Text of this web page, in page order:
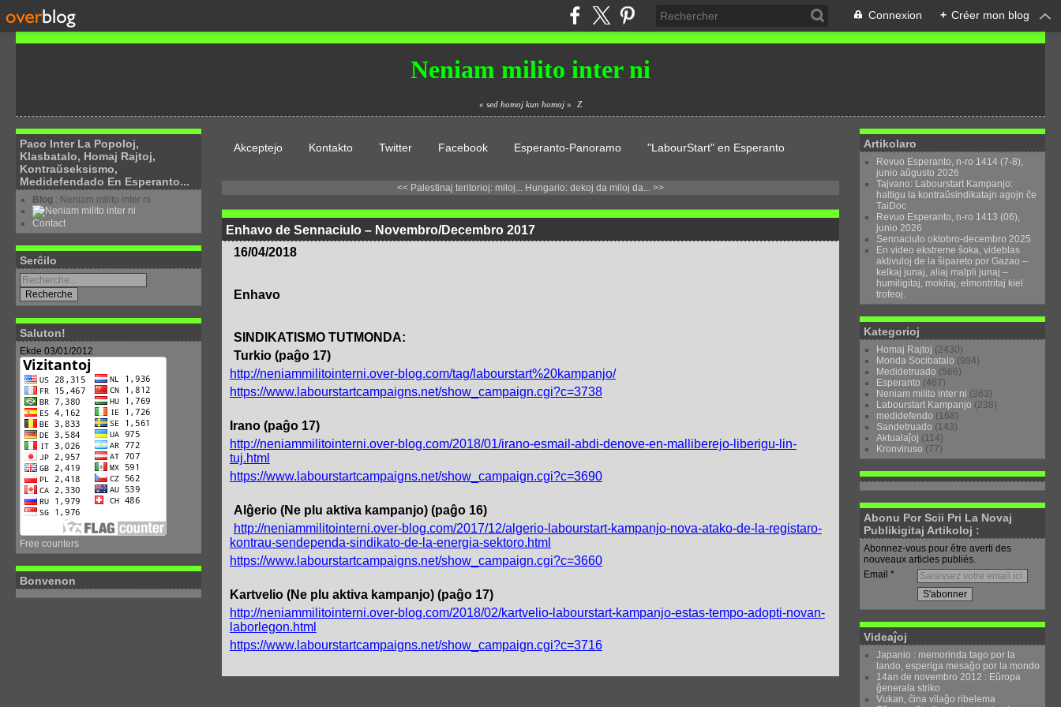
Connexion + Créer mon blog
Neniam milito inter ni
« sed homoj kun homoj » Z
Paco Inter La Popoloj,
Klasbatalo, Homaj Rajtoj,
Kontraŭseksismo,
Medidefendado En Esperanto...
Blog : Neniam milito inter ni
Contact
Serĉilo
Saluton!
Ekde 03/01/2012
Free counters
Bonvenon
Akceptejo Kontakto Twitter Facebook Esperanto-Panoramo "LabourStart" en Esperanto
<< Palestinaj teritorioj: miloj... Hungario: dekoj da miloj da... >>
Enhavo de Sennaciulo – Novembro/Decembro 2017
16/04/2018
Enhavo
SINDIKATISMO TUTMONDA:
Turkio (paĝo 17)
http://neniammilitointerni.over-blog.com/tag/labourstart%20kampanjo/
https://www.labourstartcampaigns.net/show_campaign.cgi?c=3738
Irano (paĝo 17)
http://neniammilitointerni.over-blog.com/2018/01/irano-esmail-abdi-denove-en-malliberejo-liberigu-lin-
tuj.html
https://www.labourstartcampaigns.net/show_campaign.cgi?c=3690
Alĝerio (Ne plu aktiva kampanjo) (paĝo 16)
http://neniammilitointerni.over-blog.com/2017/12/algerio-labourstart-kampanjo-nova-atako-de-la-registaro-
kontrau-sendependa-sindikato-de-la-energia-sektoro.html
https://www.labourstartcampaigns.net/show_campaign.cgi?c=3660
Kartvelio (Ne plu aktiva kampanjo) (paĝo 17)
http://neniammilitointerni.over-blog.com/2018/02/kartvelio-labourstart-kampanjo-estas-tempo-adopti-novan-
laborlegon.html
https://www.labourstartcampaigns.net/show_campaign.cgi?c=3716
Artikolaro
Revuo Esperanto, n-ro 1414 (7-8),
junio aŭgusto 2026
Tajvano: Labourstart Kampanjo:
haltigu la kontraŭsindikatajn agojn ĉe
TaiDoc
Revuo Esperanto, n-ro 1413 (06),
junio 2026
Sennaciulo oktobro-decembro 2025
En video ekstreme ŝoka, videblas
aktivuloj de la ŝipareto por Gazao –
kelkaj junaj, aliaj malpli junaj –
humiligitaj, mokitaj, elmontritaj kiel
trofeoj.
Kategorioj
Homaj Rajtoj (2430)
Monda Socibatalo (984)
Medidetruado (566)
Esperanto (467)
Neniam milito inter ni (363)
Labourstart Kampanjo (238)
medidefendo (168)
Sandetruado (143)
Aktualaĵoj (114)
Kronviruso (77)
Abonu Por Scii Pri La Novaj
Publikigitaj Artikoloj :
Abonnez-vous pour être averti des
nouveaux articles publiés.
Email
Videaĵoj
Japanio : memorinda tago por la
lando, esperiga mesaĝo por la mondo
14an de novembro 2012 : Eŭropa
ĝenerala striko
Vukan, ĉina vilaĝo ribelema